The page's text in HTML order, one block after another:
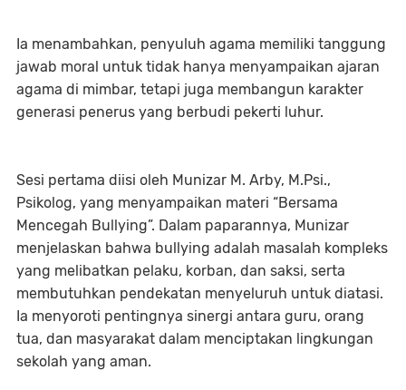
Ia menambahkan, penyuluh agama memiliki tanggung
jawab moral untuk tidak hanya menyampaikan ajaran
agama di mimbar, tetapi juga membangun karakter
generasi penerus yang berbudi pekerti luhur.
Sesi pertama diisi oleh Munizar M. Arby, M.Psi.,
Psikolog, yang menyampaikan materi “Bersama
Mencegah Bullying”. Dalam paparannya, Munizar
menjelaskan bahwa bullying adalah masalah kompleks
yang melibatkan pelaku, korban, dan saksi, serta
membutuhkan pendekatan menyeluruh untuk diatasi.
Ia menyoroti pentingnya sinergi antara guru, orang
tua, dan masyarakat dalam menciptakan lingkungan
sekolah yang aman.